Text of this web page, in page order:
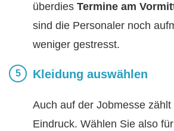
überdies Termine am
sind die Personaler noch
weniger gestresst.
Kleidung auswählen
Auch auf der Jobmesse zählt
Eindruck. Wählen Sie also